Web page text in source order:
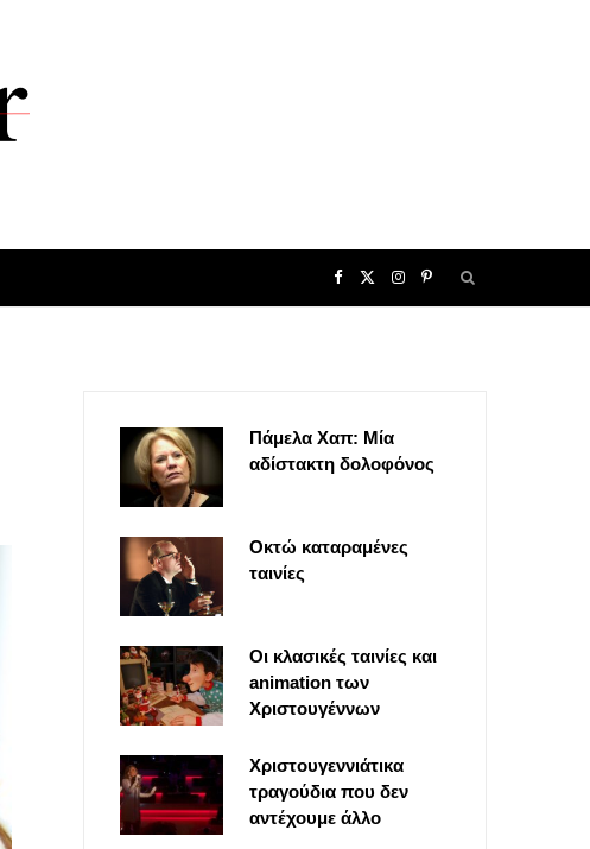
F
e
o
w
I
g
P
Πάμελα Χαπ: Μία
αδίστακτη δολοφόνος
Οκτώ καταραμένες
ταινίες
Οι κλασικές ταινίες και
animation των
Χριστουγέννων
Χριστουγεννιάτικα
τραγούδια που δεν
αντέχουμε άλλο